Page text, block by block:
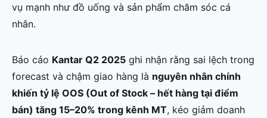
vụ mạnh như đồ uống và sản phẩm chăm sóc cá
nhân.
Báo cáo Kantar Q2 2025 ghi nhận rằng sai lệch trong
forecast và chậm giao hàng là nguyên nhân chính
khiến tỷ lệ OOS (Out of Stock – hết hàng tại điểm
bán) tăng 15–20% trong kênh MT, kéo giảm doanh